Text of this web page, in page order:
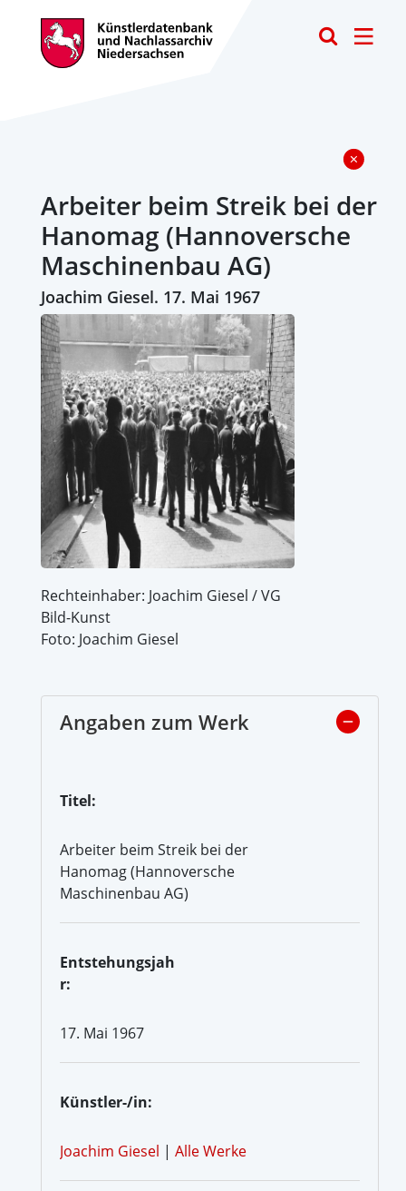
Arbeiter beim Streik bei der
Hanomag (Hannoversche
Maschinenbau AG)
Joachim Giesel. 17. Mai 1967
Rechteinhaber: Joachim Giesel / VG
Bild-Kunst
Foto: Joachim Giesel
Angaben zum Werk
Titel:
Arbeiter beim Streik bei der
Hanomag (Hannoversche
Maschinenbau AG)
Entstehungsjah
r:
17. Mai 1967
Künstler-/in:
Joachim Giesel | Alle Werke